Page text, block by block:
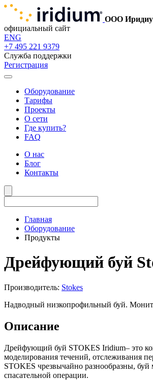
ООО
официальный сайт
ENG
+7 495 221 9379
Служба поддержки
Регистрация
Оборудование
Тарифы
Проекты
О сети
Где купить?
FAQ
О нас
Блог
Контакты
Главная
Оборудование
Продукты
Дрейфующий буй
Производитель: Stokes
Надводный низкопрофильный буй.
Описание
Дрейфующий буй STOKES Iridium– это
моделирования течений, отслеживания
STOKES чрезвычайно разнообразны,
спасательной операции.